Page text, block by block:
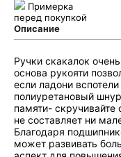
Примерка
перед покупкой
Описание
Ручки скакалок
основа рукояти
если ладони
полиуретановый
памяти- скручивайте
не составляет ни
Благодаря
может развивать